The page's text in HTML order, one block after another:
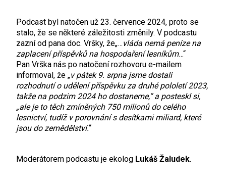
Podcast byl natočen už 23. července 2024, proto se
stalo, že se některé záležitosti změnily. V podcastu
zazní od pana doc. Vršky, že„…vláda nemá peníze na
zaplacení příspěvků na hospodaření lesníkům…“
Pan Vrška nás po natočení rozhovoru e-mailem
informoval, že „v pátek 9. srpna jsme dostali
rozhodnutí o udělení příspěvku za druhé pololetí 2023,
takže na podzim 2024 ho dostaneme,“ a posteskl si,
„ale je to těch zmíněných 750 milionů do celého
lesnictví, tudíž v porovnání s desítkami miliard, které
jsou do zemědělství.“
Moderátorem podcastu je ekolog Lukáš Žaludek.